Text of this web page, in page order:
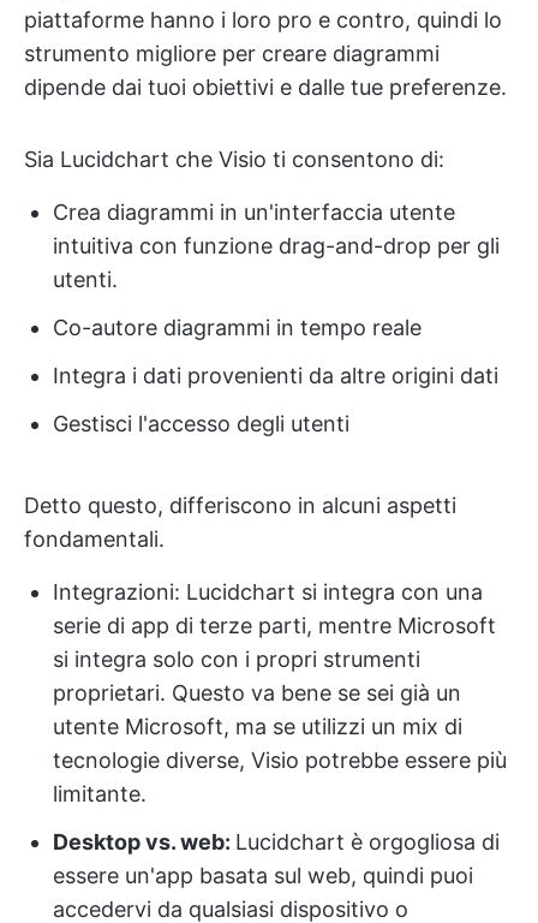
piattaforme hanno i loro pro e contro, quindi lo
strumento migliore per creare diagrammi
dipende dai tuoi obiettivi e dalle tue preferenze.
Sia Lucidchart che Visio ti consentono di:
Crea diagrammi in un'interfaccia utente
intuitiva con funzione drag-and-drop per gli
utenti.
Co-autore diagrammi in tempo reale
Integra i dati provenienti da altre origini dati
Gestisci l'accesso degli utenti
Detto questo, differiscono in alcuni aspetti
fondamentali.
Integrazioni: Lucidchart si integra con una
serie di app di terze parti, mentre Microsoft
si integra solo con i propri strumenti
proprietari. Questo va bene se sei già un
utente Microsoft, ma se utilizzi un mix di
tecnologie diverse, Visio potrebbe essere più
limitante.
Desktop vs. web: Lucidchart è orgogliosa di
essere un'app basata sul web, quindi puoi
accedervi da qualsiasi dispositivo o